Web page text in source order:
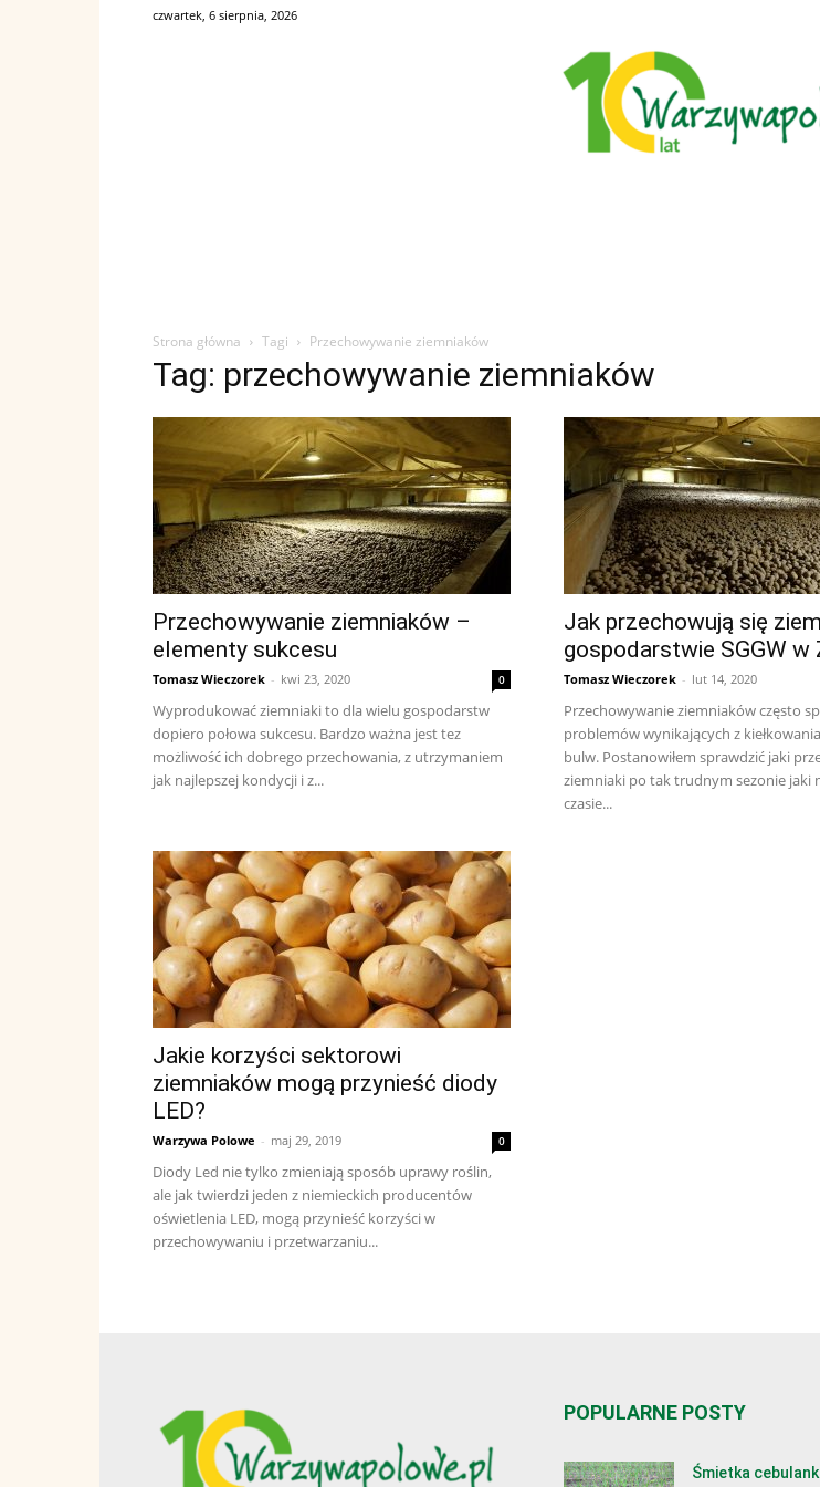
czwartek, 6 sierpnia, 2026
Strona główna Tagi Przechowywanie ziemniaków
Tag: przechowywanie ziemniaków
Przechowywanie ziemniaków –
elementy sukcesu
Tomasz Wieczorek - kwi 23, 2020 0
Wyprodukować ziemniaki to dla wielu gospodarstw
dopiero połowa sukcesu. Bardzo ważna jest tez
możliwość ich dobrego przechowania, z utrzymaniem
jak najlepszej kondycji i z...
Jak przechowują się
gospodarstwie SGGW w
Tomasz Wieczorek - lut 14, 2020
Przechowywanie ziemniaków często
problemów wynikających z
bulw. Postanowiłem sprawdzić jaki
ziemniaki po tak trudnym sezonie jaki
czasie...
Jakie korzyści sektorowi
ziemniaków mogą przynieść diody
LED?
Warzywa Polowe - maj 29, 2019 0
Diody Led nie tylko zmieniają sposób uprawy roślin,
ale jak twierdzi jeden z niemieckich producentów
oświetlenia LED, mogą przynieść korzyści w
przechowywaniu i przetwarzaniu...
POPULARNE POSTY
Śmietka